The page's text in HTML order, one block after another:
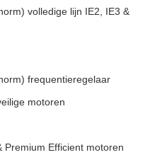
volledige lijn IE2, IE3 &
frequentieregelaar
motoren
Premium Efficient motoren